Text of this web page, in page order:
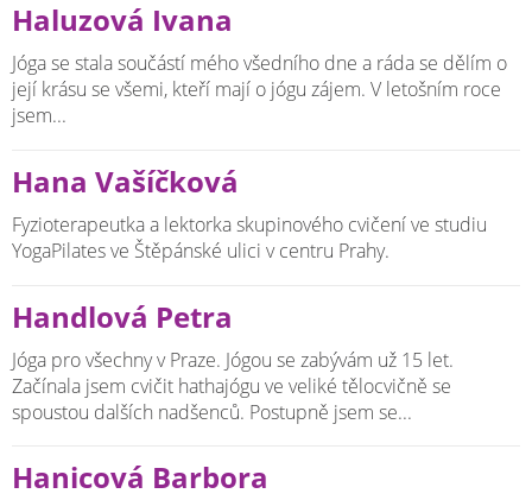
Haluzová Ivana
Jóga se stala součástí mého všedního dne a ráda se dělím o
její krásu se všemi, kteří mají o jógu zájem. V letošním roce
jsem...
Hana Vašíčková
Fyzioterapeutka a lektorka skupinového cvičení ve studiu
YogaPilates ve Štěpánské ulici v centru Prahy.
Handlová Petra
Jóga pro všechny v Praze. Jógou se zabývám už 15 let.
Začínala jsem cvičit hathajógu ve veliké tělocvičně se
spoustou dalších nadšenců. Postupně jsem se...
Hanicová Barbora